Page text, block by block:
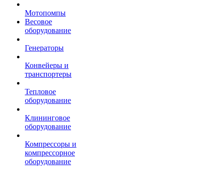
Мотопомпы
Весовое
оборудование
Генераторы
Конвейеры и
транспортеры
Тепловое
оборудование
Клининговое
оборудование
Компрессоры и
компрессорное
оборудование